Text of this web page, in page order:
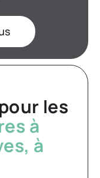
les
à
à